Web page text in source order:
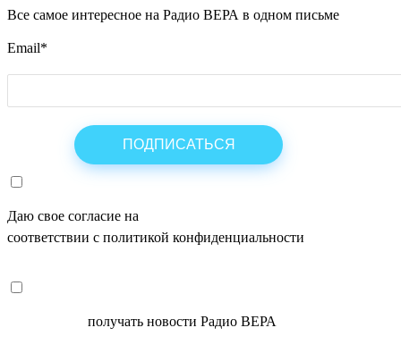
Все самое интересное на Радио ВЕРА в одном письме
Email*
Даю свое согласие на
соответствии с политикой конфиденциальности
получать новости Радио ВЕРА